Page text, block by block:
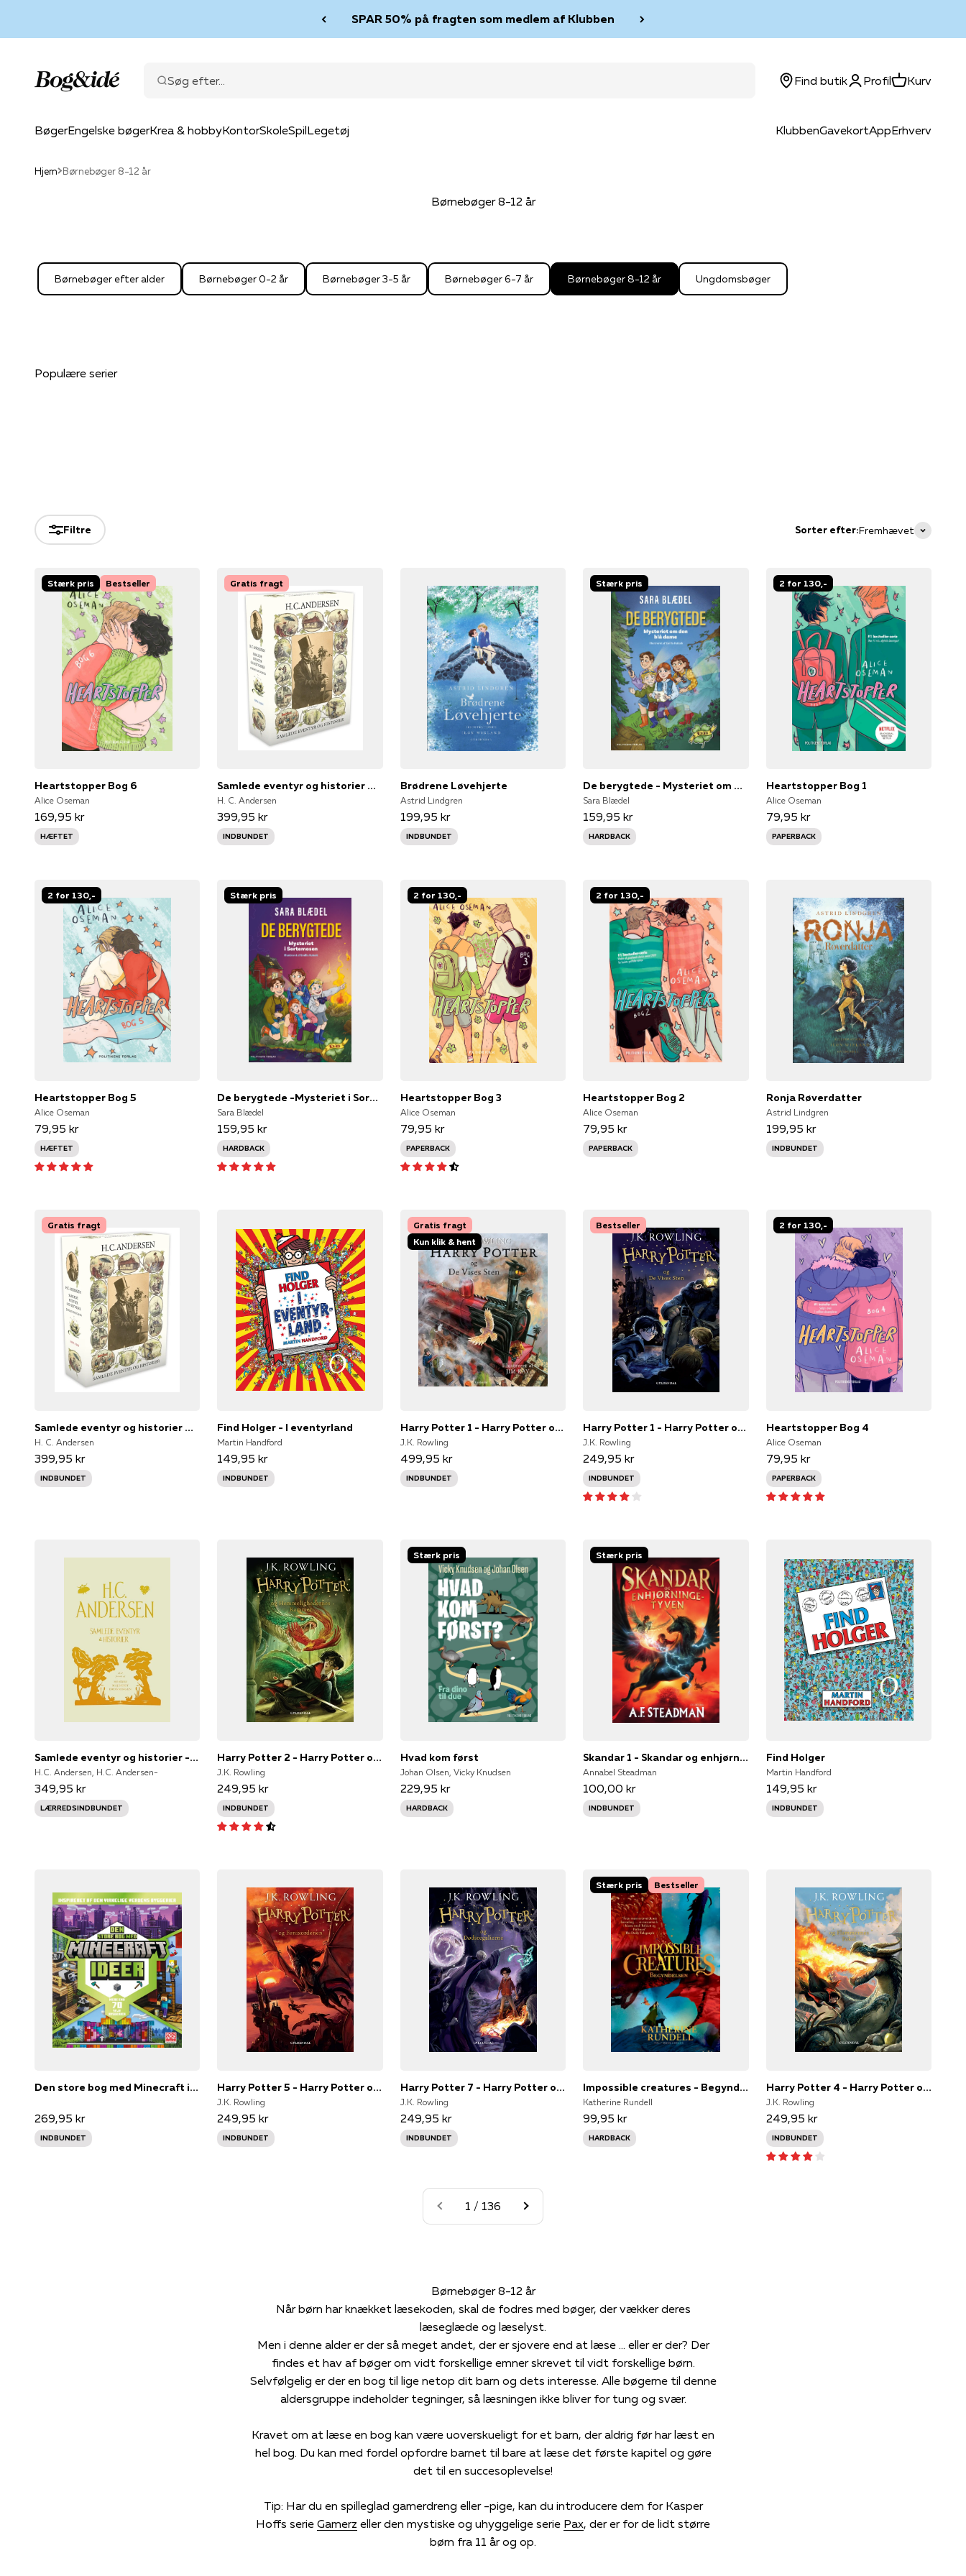
SPAR 50% på fragten som medlem af Klubben
BøgerEngelske bøgerKrea & hobbyKontorSkoleSpilLegetøj KlubbenGavekortAppErhverv
Søg efter...
Bog & idé Find butikLog ind
ProfilKurvKurv
Hjem Børnebøger 8-12 år
Børnebøger 8-12 år
Børnebøger efter alder Børnebøger 0-2 år Børnebøger 3-5 år Børnebøger 6-7 år Børnebøger 8-12 år Ungdomsbøger
Filtre Sorter efter:Fremhævet
Stærk pris Bestseller
Heartstopper Bog 6
Alice Oseman
169,95 kr
HÆFTET
Gratis fragt
Samlede eventyr og historier Blå
H. C. Andersen
399,95 kr
INDBUNDET
Brødrene Løvehjerte
Astrid Lindgren
199,95 kr
INDBUNDET
Stærk pris
De berygtede - Mysteriet om den blå dame
Sara Blædel
159,95 kr
HARDBACK
2 for 130,-
Heartstopper Bog 1
Alice Oseman
79,95 kr
PAPERBACK
2 for 130,-
Heartstopper Bog 5
Alice Oseman
79,95 kr
HÆFTET
Stærk pris
De berygtede -Mysteriet i Sortemosen
Sara Blædel
159,95 kr
HARDBACK
2 for 130,-
Heartstopper Bog 3
Alice Oseman
79,95 kr
PAPERBACK
2 for 130,-
Heartstopper Bog 2
Alice Oseman
79,95 kr
PAPERBACK
Ronja Røverdatter
Astrid Lindgren
199,95 kr
INDBUNDET
Gratis fragt
Samlede eventyr og historier Rød
H. C. Andersen
399,95 kr
INDBUNDET
Find Holger - I eventyrland
Martin Handford
149,95 kr
INDBUNDET
Gratis fragt
Kun klik & hent
Harry Potter 1 - Harry Potter og De Vises Sten - illustreret
J.K. Rowling
499,95 kr
INDBUNDET
Bestseller
Harry Potter 1 - Harry Potter og De Vises Sten
J.K. Rowling
249,95 kr
INDBUNDET
2 for 130,-
Heartstopper Bog 4
Alice Oseman
79,95 kr
PAPERBACK
Samlede eventyr og historier - ny udgave
H.C. Andersen, H.C. Andersen-
349,95 kr
LÆRREDSINDBUNDET
Harry Potter 2 - Harry Potter og Hemmelighedernes Kammer
J.K. Rowling
249,95 kr
INDBUNDET
Stærk pris
Hvad kom først
Johan Olsen, Vicky Knudsen
229,95 kr
HARDBACK
Stærk pris
Skandar 1 - Skandar og enhjørningetyven
Annabel Steadman
100,00 kr
INDBUNDET
Find Holger
Martin Handford
149,95 kr
INDBUNDET
Den store bog med Minecraft ideer
269,95 kr
INDBUNDET
Harry Potter 5 - Harry Potter og Fønixordenen
J.K. Rowling
249,95 kr
INDBUNDET
Harry Potter 7 - Harry Potter og Dødsregalierne
J.K. Rowling
249,95 kr
INDBUNDET
Stærk pris Bestseller
Impossible creatures - Begyndelsen
Katherine Rundell
99,95 kr
HARDBACK
Harry Potter 4 - Harry Potter og Flammernes Pokal
J.K. Rowling
249,95 kr
INDBUNDET
1 / 136
Børnebøger 8-12 år
Når børn har knækket læsekoden, skal de fodres med bøger, der vækker deres
læseglæde og læselyst.
Men i denne alder er der så meget andet, der er sjovere end at læse … eller er der? Der
findes et hav af bøger om vidt forskellige emner skrevet til vidt forskellige børn.
Selvfølgelig er der en bog til lige netop dit barn og dets interesse. Alle bøgerne til denne
aldersgruppe indeholder tegninger, så læsningen ikke bliver for tung og svær.
Kravet om at læse en bog kan være uoverskueligt for et barn, der aldrig før har læst en
hel bog. Du kan med fordel opfordre barnet til bare at læse det første kapitel og gøre
det til en succesoplevelse!
Tip: Har du en spilleglad gamerdreng eller -pige, kan du introducere dem for Kasper
Hoffs serie Gamerz eller den mystiske og uhyggelige serie Pax, der er for de lidt større
børn fra 11 år og op.